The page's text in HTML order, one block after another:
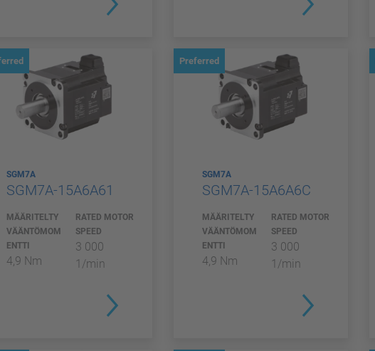
SGM7A
SGM7A-15A6A61
MÄÄRITELTY
VÄÄNTÖMOM
ENTTI
4,9 Nm
RATED MOTOR
SPEED
3 000
1/min
Preferred
SGM7A
SGM7A-15A6A6C
MÄÄRITELTY
VÄÄNTÖMOM
ENTTI
4,9 Nm
RATED MOTOR
SPEED
3 000
1/min